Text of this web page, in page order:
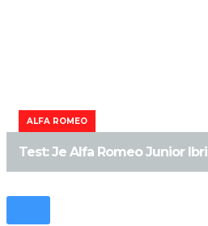
ALFA ROMEO
Test: Je Alfa Romeo Junior